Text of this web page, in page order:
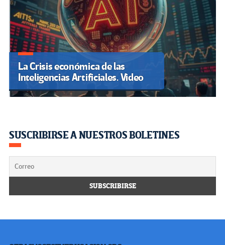
La Crisis económica de las
Inteligencias Artificiales. Video
SUSCRIBIRSE A NUESTROS BOLETINES